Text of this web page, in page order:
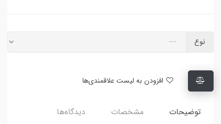
نوع
توضیحات مشخصات دیدگاه‌ها